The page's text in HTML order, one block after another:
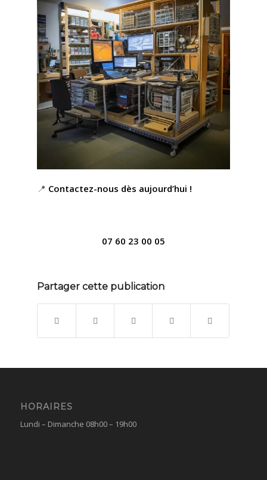
📍 Contactez-nous dès aujourd’hui !
07 60 23 00 05
Partager cette publication
HORAIRES
Lundi – Dimanche 08h00 – 19h00